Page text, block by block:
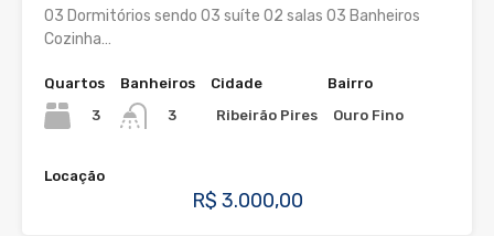
03 Dormitórios sendo 03 suíte 02 salas 03 Banheiros
Cozinha…
Quartos
3
Banheiros
3
Cidade
Ribeirão Pires
Bairro
Ouro Fino
Locação
R$ 3.000,00